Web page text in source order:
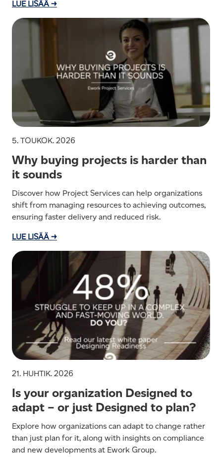
LUE LISÄÄ →
5. TOUKOK. 2026
Why buying projects is harder than
it sounds
Discover how Project Services can help organizations
shift from managing resources to achieving outcomes,
ensuring faster delivery and reduced risk.
LUE LISÄÄ →
21. HUHTIK. 2026
Is your organization Designed to
adapt – or just Designed to plan?
Explore how organizations can adapt to change rather
than just plan for it, along with insights on compliance
and new developments at Ework Group.